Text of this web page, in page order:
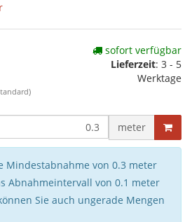
sofort verfügbar
Lieferzeit: 3 - 5
Werktage
meter
Mindestabnahme von 0.3 meter
Abnahmeintervall von 0.1 meter
Sie auch ungerade Mengen